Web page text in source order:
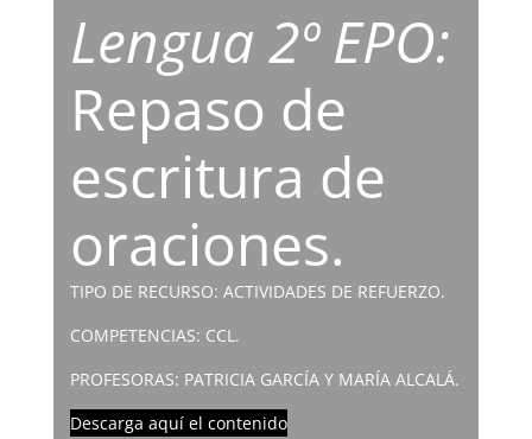
Lengua 2º EPO:
Repaso de
escritura de
oraciones.
TIPO DE RECURSO: ACTIVIDADES DE REFUERZO.
COMPETENCIAS: CCL.
PROFESORAS: PATRICIA GARCÍA Y MARÍA ALCALÁ.
Descarga aquí el contenido